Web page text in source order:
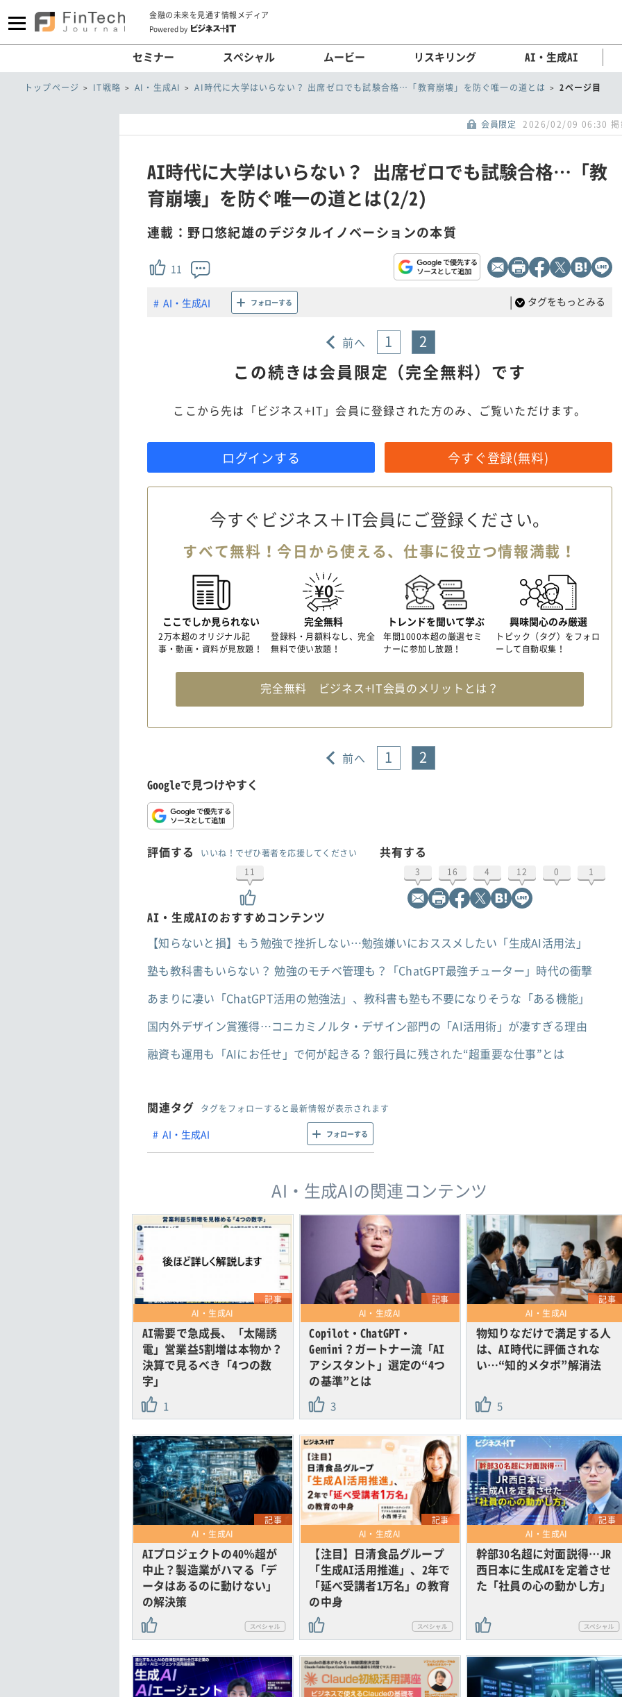
金融の未来を見通す情報メディア
Powered by
セミナー スペシャル ムービー リスキリング AI・生成AI
トップページ IT戦略 AI・生成AI AI時代に大学はいらない？ 出席ゼロでも試験合格…「教育崩壊」を防ぐ唯一の道とは 2ページ目
会員限定 2026/02/09 06:30 掲
AI時代に大学はいらない？ 出席ゼロでも試験合格…「教
育崩壊」を防ぐ唯一の道とは(2/2)
連載：野口悠紀雄のデジタルイノベーションの本質
11
AI・生成AI フォローする | タグをもっとみる
前へ 1 2
この続きは会員限定（完全無料）です
ここから先は「ビジネス+IT」会員に登録された方のみ、ご覧いただけます。
ログインする 今すぐ登録(無料)
今すぐビジネス＋IT会員にご登録ください。
すべて無料！今日から使える、仕事に役立つ情報満載！
ここでしか見られない
2万本超のオリジナル記
事・動画・資料が見放題！
完全無料
登録料・月額料なし、完全
無料で使い放題！
トレンドを聞いて学ぶ
年間1000本超の厳選セミ
ナーに参加し放題！
興味関心のみ厳選
トピック（タグ）をフォロ
ーして自動収集！
完全無料 ビジネス+IT会員のメリットとは？
前へ 1 2
Googleで見つけやすく
評価する
いいね！でぜひ著者を応援してください
11
共有する
3 16 4 12 0 1
AI・生成AIのおすすめコンテンツ
【知らないと損】もう勉強で挫折しない…勉強嫌いにおススメしたい「生成AI活用法」
塾も教科書もいらない？ 勉強のモチベ管理も？「ChatGPT最強チューター」時代の衝撃
あまりに凄い「ChatGPT活用の勉強法」、教科書も塾も不要になりそうな「ある機能」
国内外デザイン賞獲得…コニカミノルタ・デザイン部門の「AI活用術」が凄すぎる理由
融資も運用も「AIにお任せ」で何が起きる？銀行員に残された“超重要な仕事”とは
関連タグ タグをフォローすると最新情報が表示されます
AI・生成AI フォローする
AI・生成AIの関連コンテンツ
記事
AI・生成AI
AI需要で急成長、「太陽誘
電」営業益5割増は本物か？
決算で見るべき「4つの数
字」
1
記事
AI・生成AI
Copilot・ChatGPT・
Gemini？ガートナー流「AI
アシスタント」選定の“4つ
の基準”とは
3
記事
AI・生成AI
物知りなだけで満足する人
は、AI時代に評価されな
い…“知的メタボ”解消法
5
記事
AI・生成AI
AIプロジェクトの40％超が
中止？製造業がハマる「デ
ータはあるのに動けない」
の解決策
記事
AI・生成AI
【注目】日清食品グループ
「生成AI活用推進」、2年で
「延べ受講者1万名」の教育
の中身
記事
AI・生成AI
幹部30名超に対面説得…JR
西日本に生成AIを定着させ
た「社員の心の動かし方」